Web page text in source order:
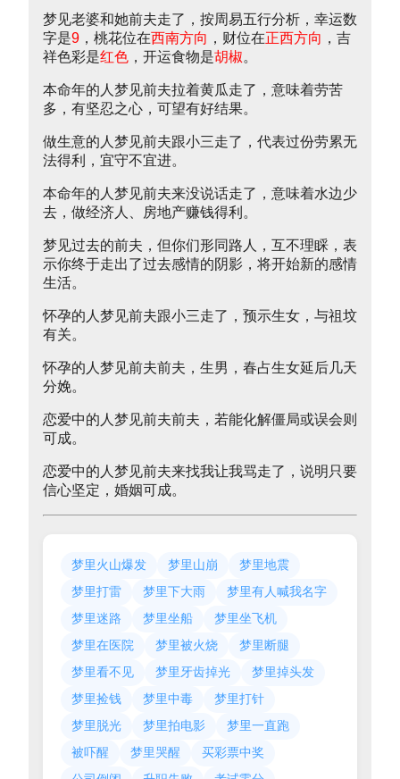
梦见老婆和她前夫走了，按周易五行分析，幸运数
字是9 ，桃花位在西南方向 ，财位在正西方向 ，吉
祥色彩是红色 ，开运食物是胡椒。
本命年的人梦见前夫拉着黄瓜走了，意味着劳苦
多，有坚忍之心，可望有好结果。
做生意的人梦见前夫跟小三走了，代表过份劳累无
法得利，宜守不宜进。
本命年的人梦见前夫来没说话走了，意味着水边少
去，做经济人、房地产赚钱得利。
梦见过去的前夫，但你们形同路人，互不理睬，表
示你终于走出了过去感情的阴影，将开始新的感情
生活。
怀孕的人梦见前夫跟小三走了，预示生女，与祖坟
有关。
怀孕的人梦见前夫前夫，生男，春占生女延后几天
分娩。
恋爱中的人梦见前夫前夫，若能化解僵局或误会则
可成。
恋爱中的人梦见前夫来找我让我骂走了，说明只要
信心坚定，婚姻可成。
梦里火山爆发 梦里山崩
梦里地震
梦里打雷
梦里下大雨
梦里有人喊我名字
梦里迷路
梦里坐船
梦里坐飞机
梦里在医院
梦里被火烧
梦里断腿
梦里看不见
梦里牙齿掉光
梦里掉头发
梦里捡钱
梦里中毒
梦里打针
梦里脱光
梦里拍电影
梦里一直跑
被吓醒
梦里哭醒
买彩票中奖